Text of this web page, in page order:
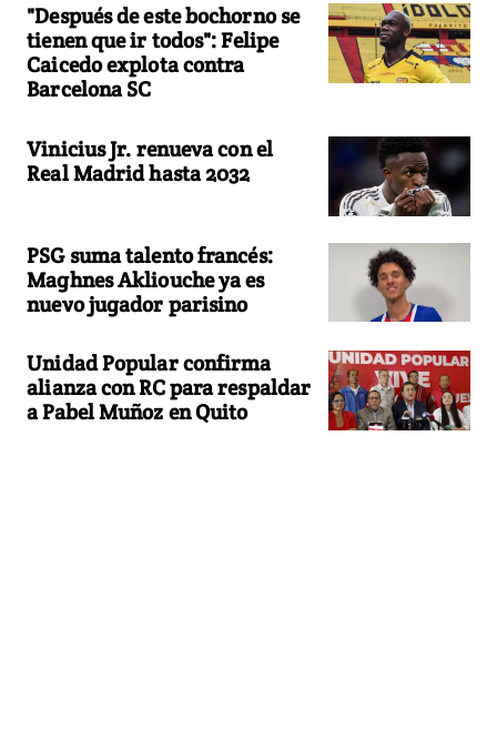
"Después de este bochorno se
tienen que ir todos": Felipe
Caicedo explota contra
Barcelona SC
Vinicius Jr. renueva con el
Real Madrid hasta 2032
PSG suma talento francés:
Maghnes Akliouche ya es
nuevo jugador parisino
Unidad Popular confirma
alianza con RC para respaldar
a Pabel Muñoz en Quito